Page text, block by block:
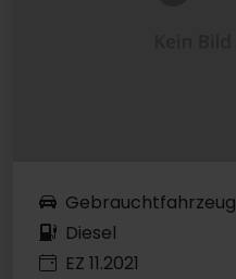
Gebrauchtfahrzeug
Diesel
EZ 11.2021